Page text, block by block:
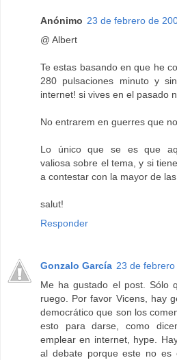
Anónimo 23 de febrero de
@ Albert
Te estas basando en que he
280 pulsaciones minuto y
internet! si vives en el pasado
No entrarem en guerres que
Lo único que se es que
valiosa sobre el tema, y si
a contestar con la mayor de
salut!
Responder
Gonzalo García 23 de
Me ha gustado el post. Sólo
ruego. Por favor Vicens, hay
democrático que son los
esto para darse, como
emplear en internet, hype.
al debate porque este no es